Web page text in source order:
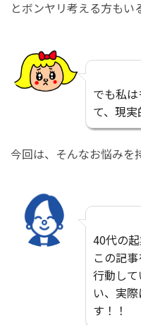
とボンヤリ考える方もい
でも私
て、現
今回は、そんなお悩みを
40代の
この記
行動し
い、実
す！！